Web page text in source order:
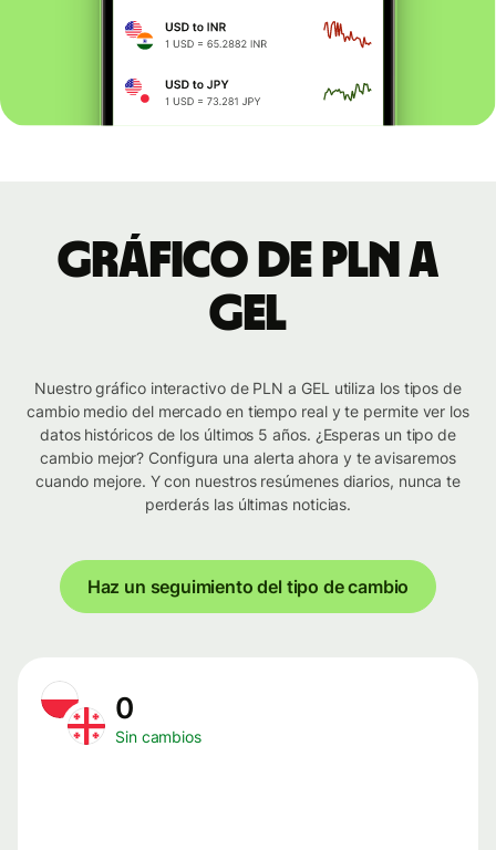
Gráfico de PLN a
GEL
Nuestro gráfico interactivo de PLN a GEL utiliza los tipos de
cambio medio del mercado en tiempo real y te permite ver los
datos históricos de los últimos 5 años. ¿Esperas un tipo de
cambio mejor? Configura una alerta ahora y te avisaremos
cuando mejore. Y con nuestros resúmenes diarios, nunca te
perderás las últimas noticias.
Haz un seguimiento del tipo de cambio
0
Sin cambios